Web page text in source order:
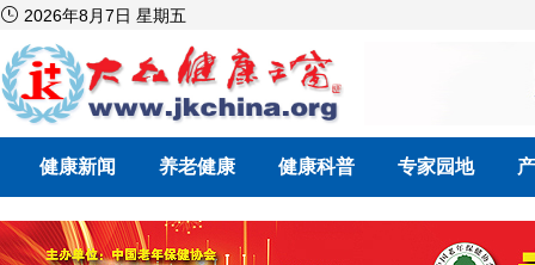
 2026年8月7日 星期五
健康新闻 养老健康 健康科普 专家园地